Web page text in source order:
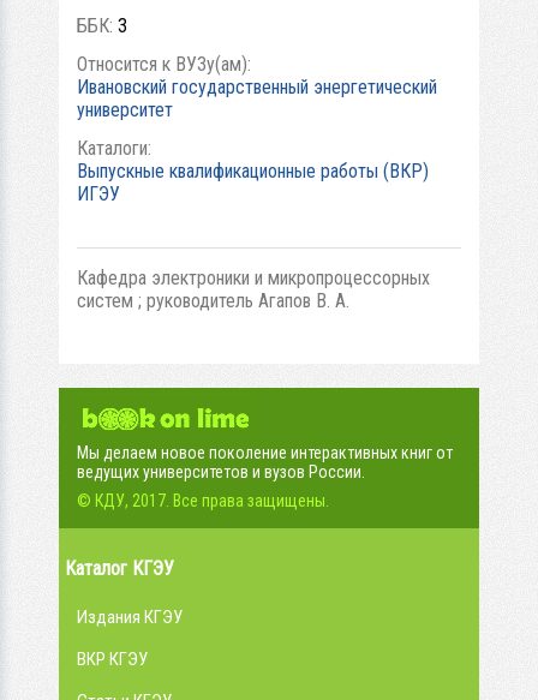
ББК: 3
Относится к ВУЗу(ам):
Ивановский государственный энергетический
университет
Каталоги:
Выпускные квалификационные работы (ВКР)
ИГЭУ
Кафедра электроники и микропроцессорных
систем ; руководитель Агапов В. А.
Мы делаем новое поколение интерактивных книг от
ведущих университетов и вузов России.
© КДУ, 2017. Все права защищены.
Каталог КГЭУ
Издания КГЭУ
ВКР КГЭУ